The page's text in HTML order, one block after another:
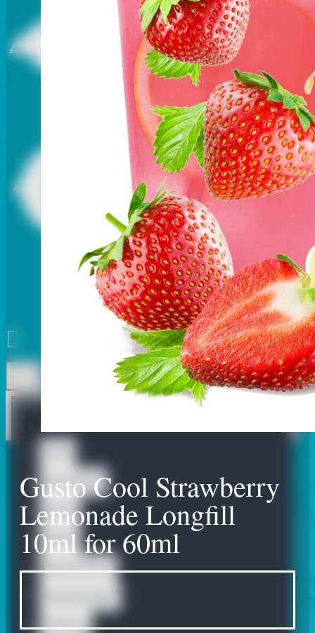
Todo
Accessories
Bases
Bases
Abstract
Gusto Cool Strawberry
Lemonade Longfill
10ml for 60ml